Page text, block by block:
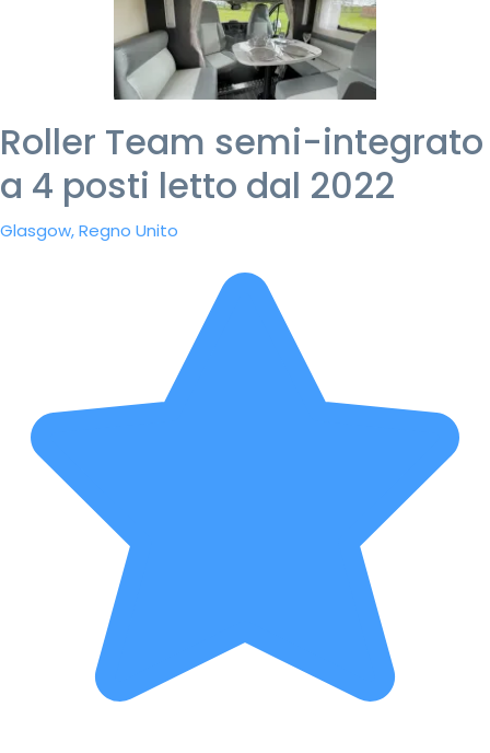
Roller Team semi-integrato
a 4 posti letto dal 2022
Glasgow, Regno Unito